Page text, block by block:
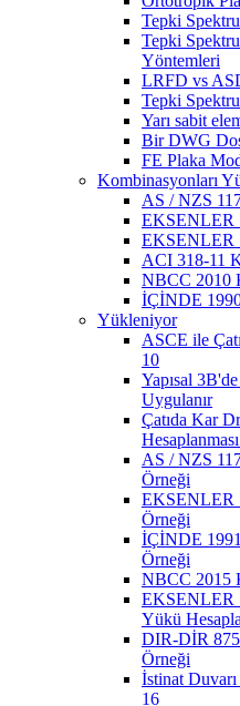
Tepki
Tepki
Yöntemleri
LRFD vs
Tepki
Yarı sabit
Bir DWG
FE Plaka
Kombinasyonları
AS / NZS
EKSENLER
EKSENLER
ACI 318-11
NBCC 2010
İÇİNDE
Yükleniyor
ASCE ile
10
Yapısal
Uygulanır
Çatıda Kar
AS / NZS
Örneği
EKSENLER
Örneği
İÇİNDE
Örneği
NBCC 2015
EKSENLER
Yükü
DIR-DİR
Örneği
İstinat
16